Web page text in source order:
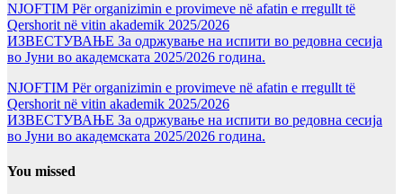
NJOFTIM Për organizimin e provimeve në afatin e rregullt të
Qershorit në vitin akademik 2025/2026
ИЗВЕСТУВАЊЕ За одржување на испити во редовна сесија
во Јуни во академската 2025/2026 година.
NJOFTIM Për organizimin e provimeve në afatin e rregullt të
Qershorit në vitin akademik 2025/2026
ИЗВЕСТУВАЊЕ За одржување на испити во редовна сесија
во Јуни во академската 2025/2026 година.
You missed